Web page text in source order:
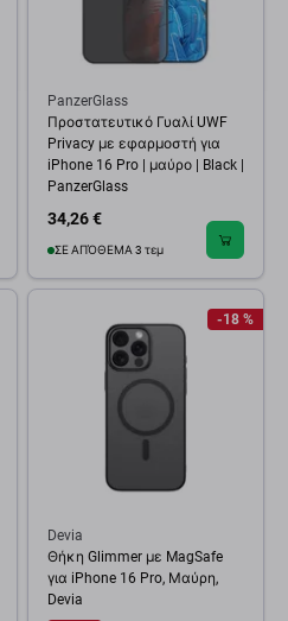
PanzerGlass
Προστατευτικό Γυαλί UWF
Privacy με εφαρμοστή για
iPhone 16 Pro | μαύρο | Black |
PanzerGlass
34,26 €
ΣΕ ΑΠΌΘΕΜΑ 3 τεμ
-18 %
Devia
Θήκη Glimmer με MagSafe
για iPhone 16 Pro, Μαύρη,
Devia